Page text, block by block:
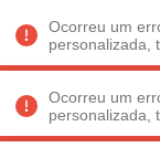
Ocorreu um
personalizada,
Ocorreu um
personalizada,
Faltam
Veja